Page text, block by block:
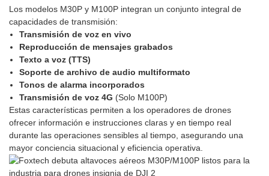
Los modelos M30P y M100P integran un conjunto integral de
capacidades de transmisión:
Transmisión de voz en vivo
Reproducción de mensajes grabados
Texto a voz (TTS)
Soporte de archivo de audio multiformato
Tonos de alarma incorporados
Transmisión de voz 4G (Solo M100P)
Estas características permiten a los operadores de drones
ofrecer información e instrucciones claras y en tiempo real
durante las operaciones sensibles al tiempo, asegurando una
mayor conciencia situacional y eficiencia operativa.